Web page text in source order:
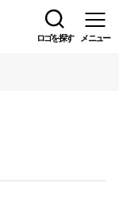
ロゴを探す メニュー